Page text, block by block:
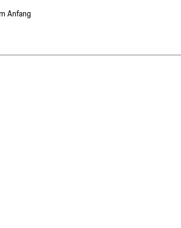
Anfang